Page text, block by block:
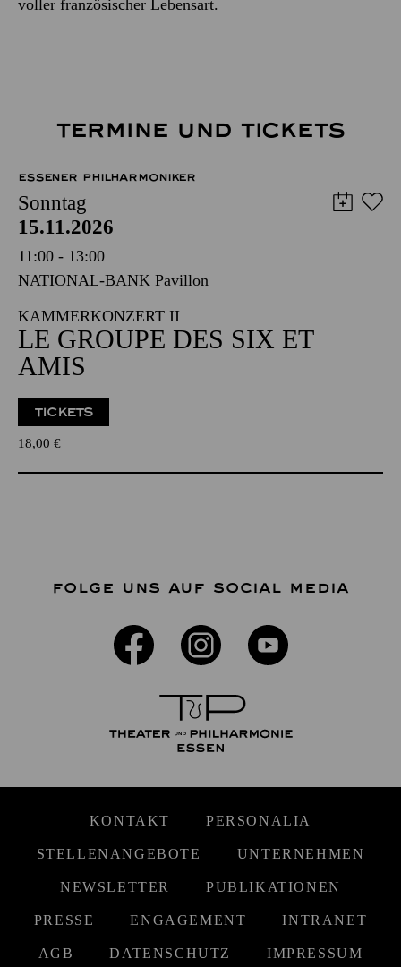
voller französischer Lebensart.
TERMINE UND TICKETS
ESSENER PHILHARMONIKER
Sonntag
15.11.2026
11:00 - 13:00
NATIONAL-BANK Pavillon
KAMMERKONZERT II
LE GROUPE DES SIX ET
AMIS
TICKETS
18,00 €
FOLGE UNS AUF SOCIAL MEDIA
KONTAKT PERSONALIA
STELLENANGEBOTE UNTERNEHMEN
NEWSLETTER PUBLIKATIONEN
PRESSE ENGAGEMENT INTRANET
AGB DATENSCHUTZ IMPRESSUM